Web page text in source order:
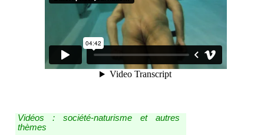
Vidéos : société-naturisme et autres
thèmes